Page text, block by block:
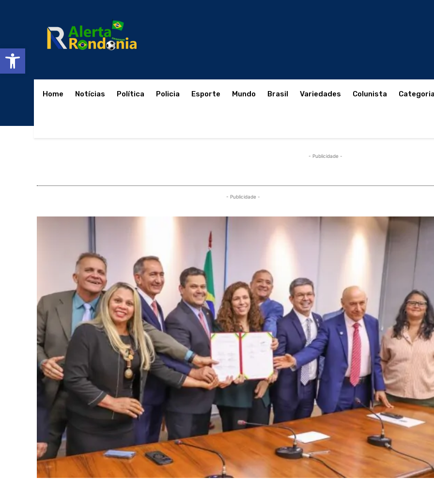
Abrir a barra de ferramentas
Home Notícias Política Policia Esporte Mundo Brasil Variedades Colunista
- Publicidade -
- Publicidade -